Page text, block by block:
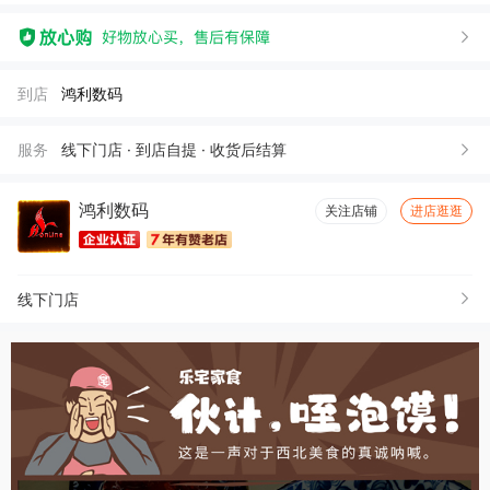
到店 鸿利数码
服务 线下门店 · 到店自提 · 收货后结算
鸿利数码 关注店铺 进店逛逛
线下门店